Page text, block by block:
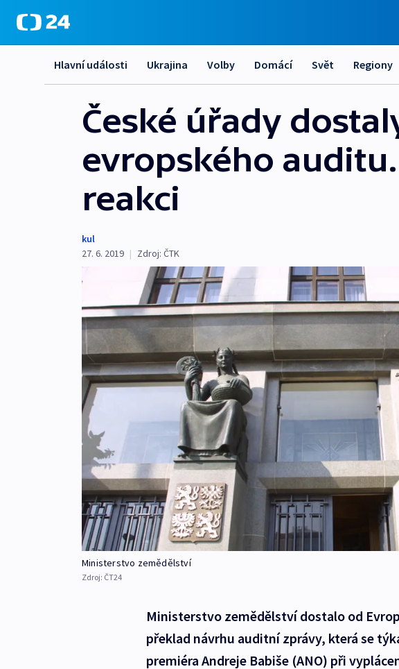
Hlavní události Ukrajina Volby Domácí Svět Regiony
České úřady
evropského
reakci
kul
27. 6. 2019 | Zdroj: ČTK
Ministerstvo zemědělství
Zdroj: ČT24
Ministerstvo zemědělství dostalo od
překlad návrhu auditní zprávy, která se
premiéra Andreje Babiše (ANO) při